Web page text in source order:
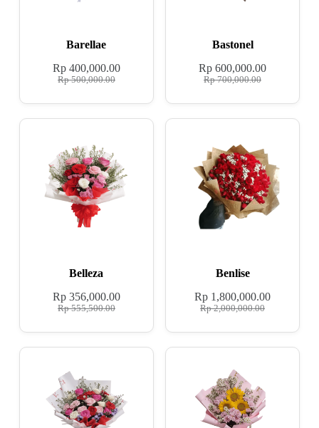
Barellae
Rp500,000.00
Rp400,000.00
Bastonel
Rp700,000.00
Rp 600,000.00
Belleza
Rp555,500.00
Rp356,000.00
Benlise
Rp2,000,000.00
Rp 1,800,000.00